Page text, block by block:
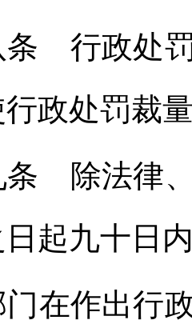
行政处罚
政处罚裁
除法律、
日起九十日
作出行政